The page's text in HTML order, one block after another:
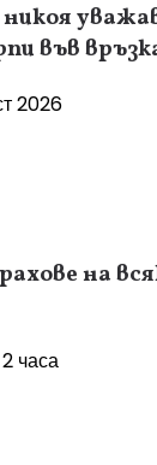
във
2026
на
часа